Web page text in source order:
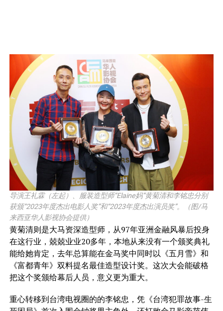
导演王礼霖（左起）、服装造型师“Elaine妈”黄菊清和李铭忠分别
获颁“2023年度杰出电影人奖”和“2023年度杰出演员奖”。（图/马
来西亚华人影视协会提供）
黄菊清则是大马资深造型师，从97年亚洲金融风暴后投身
在这行业，兢兢业业20多年，本地从来没有一个颁奖典礼
能给她肯定，去年总算能在金马奖中同时以《五月雪》和
《富都青年》双料提名最佳造型设计奖。这次大会能破格
把这个奖颁给幕后人员，意义更为重大。
重心转移到台湾电视圈的的李铭忠，凭《台湾犯罪故事-生